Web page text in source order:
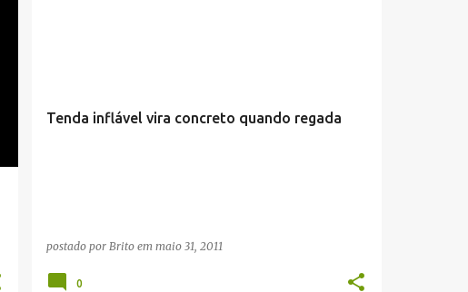
Tenda inflável vira concreto quando regada
postado por Brito em maio 31, 2011
0